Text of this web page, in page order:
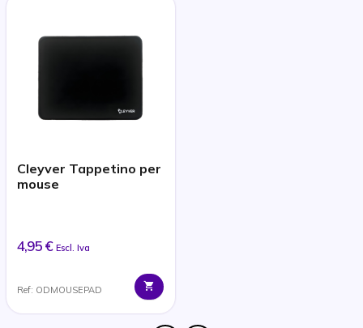
Cleyver Tappetino per
mouse
4,95 € Escl. Iva
Ref: ODMOUSEPAD